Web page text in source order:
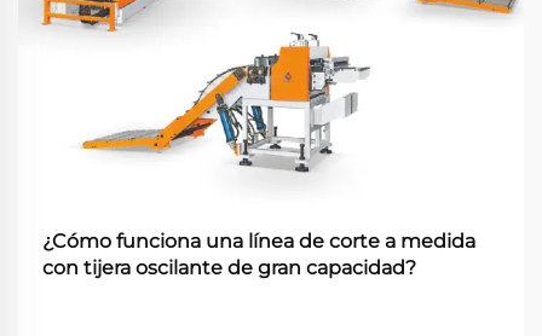
¿Cómo funciona una línea de corte a medida
con tijera oscilante de gran capacidad?